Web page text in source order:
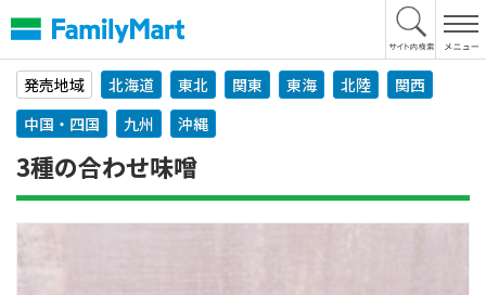
文
へ
発売地域
北海道 東北 関東 東海 北陸
関西
中国・四国
九州 沖縄
3種の合わせ味噌